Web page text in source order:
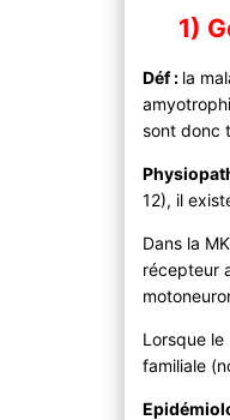
1)
Déf : la
sont donc
12), il
Dans la
récepteur
Lorsque
familiale